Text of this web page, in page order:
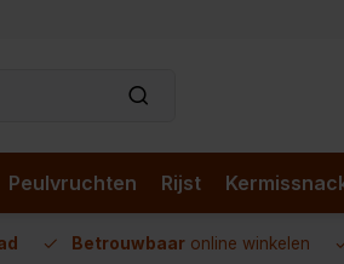
Peulvruchten Rijst
Betrouwbaar online winkelen